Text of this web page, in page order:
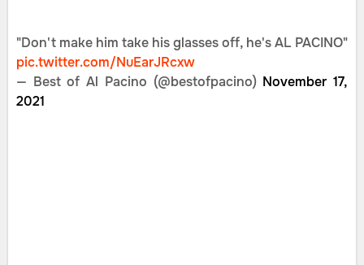
"Don't make him take his glasses off, he's AL PACINO"
pic.twitter.com/NuEarJRcxw
— Best of Al Pacino (@bestofpacino) November 17,
2021